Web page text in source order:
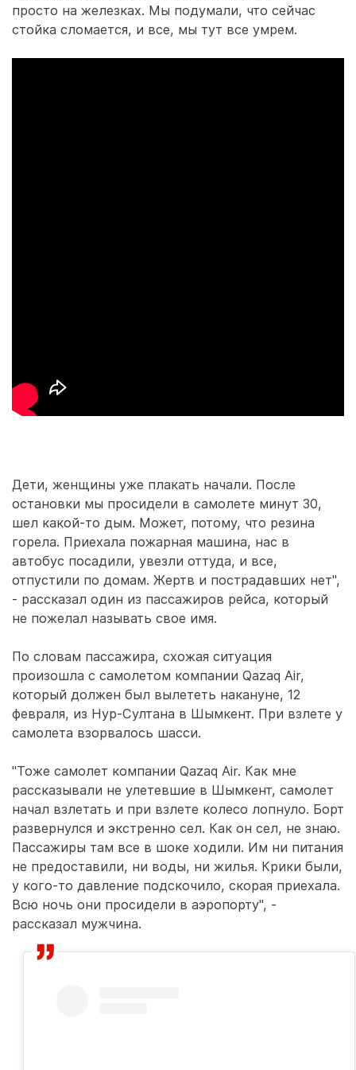
просто на железках. Мы подумали, что сейчас
стойка сломается, и все, мы тут все умрем.
Дети, женщины уже плакать начали. После
остановки мы просидели в самолете минут 30,
шел какой-то дым. Может, потому, что резина
горела. Приехала пожарная машина, нас в
автобус посадили, увезли оттуда, и все,
отпустили по домам. Жертв и пострадавших нет",
- рассказал один из пассажиров рейса, который
не пожелал называть свое имя.
По словам пассажира, схожая ситуация
произошла с самолетом компании Qazaq Air,
который должен был вылететь накануне, 12
февраля, из Нур-Султана в Шымкент. При взлете у
самолета взорвалось шасси.
"Тоже самолет компании Qazaq Air. Как мне
рассказывали не улетевшие в Шымкент, самолет
начал взлетать и при взлете колесо лопнуло. Борт
развернулся и экстренно сел. Как он сел, не знаю.
Пассажиры там все в шоке ходили. Им ни питания
не предоставили, ни воды, ни жилья. Крики были,
у кого-то давление подскочило, скорая приехала.
Всю ночь они просидели в аэропорту", -
рассказал мужчина.